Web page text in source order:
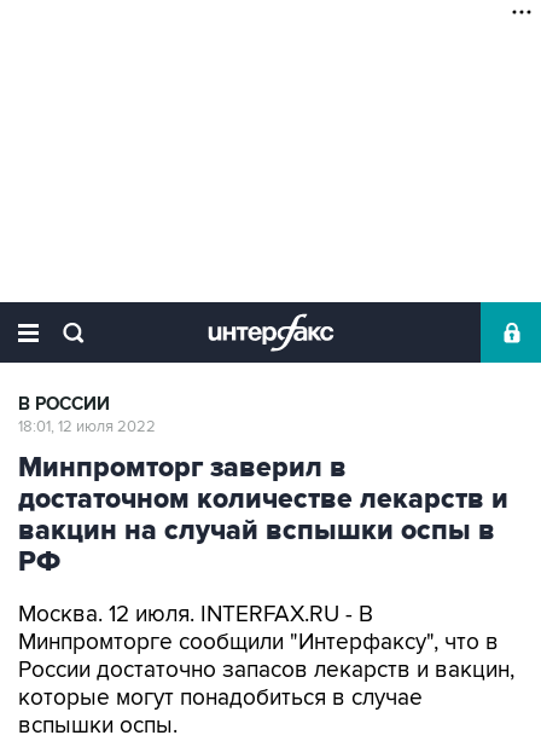
В РОССИИ
18:01, 12 июля 2022
Минпромторг заверил в
достаточном количестве лекарств и
вакцин на случай вспышки оспы в
РФ
Москва. 12 июля. INTERFAX.RU - В
Минпромторге сообщили "Интерфаксу", что в
России достаточно запасов лекарств и вакцин,
которые могут понадобиться в случае
вспышки оспы.